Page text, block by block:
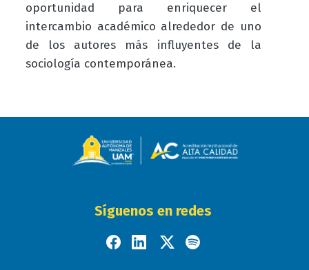
oportunidad para enriquecer el
intercambio académico alrededor de uno
de los autores más influyentes de la
sociología contemporánea.
Síguenos en redes